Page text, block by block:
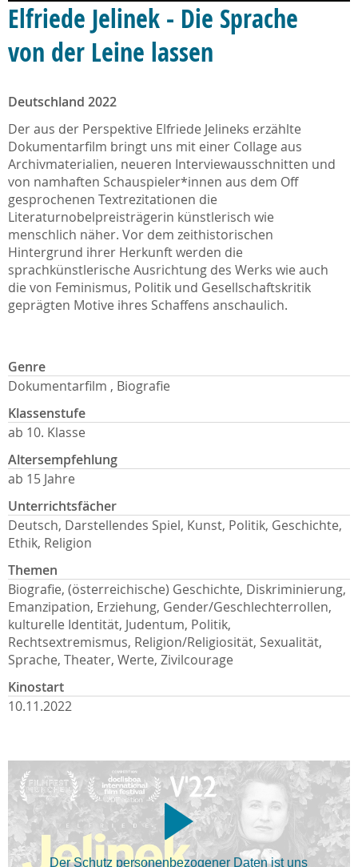
Elfriede Jelinek - Die Sprache
von der Leine lassen
Deutschland 2022
Der aus der Perspektive Elfriede Jelineks erzählte
Dokumentarfilm bringt uns mit einer Collage aus
Archivmaterialien, neueren Interviewausschnitten und
von namhaften Schauspieler*innen aus dem Off
gesprochenen Textrezitationen die
Literaturnobelpreisträgerin künstlerisch wie
menschlich näher. Vor dem zeithistorischen
Hintergrund ihrer Herkunft werden die
sprachkünstlerische Ausrichtung des Werks wie auch
die von Feminismus, Politik und Gesellschaftskritik
geprägten Motive ihres Schaffens anschaulich.
Genre
Dokumentarfilm , Biografie
Klassenstufe
ab 10. Klasse
Altersempfehlung
ab 15 Jahre
Unterrichtsfächer
Deutsch, Darstellendes Spiel, Kunst, Politik, Geschichte,
Ethik, Religion
Themen
Biografie, (österreichische) Geschichte, Diskriminierung,
Emanzipation, Erziehung, Gender/Geschlechterrollen,
kulturelle Identität, Judentum, Politik,
Rechtsextremismus, Religion/Religiosität, Sexualität,
Sprache, Theater, Werte, Zivilcourage
Kinostart
10.11.2022
Der Schutz personenbezogener Daten ist uns